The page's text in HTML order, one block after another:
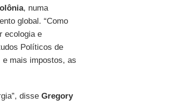
, numa
global. “Como
ecologia e
Políticos de
e mais impostos, as
disseGregory